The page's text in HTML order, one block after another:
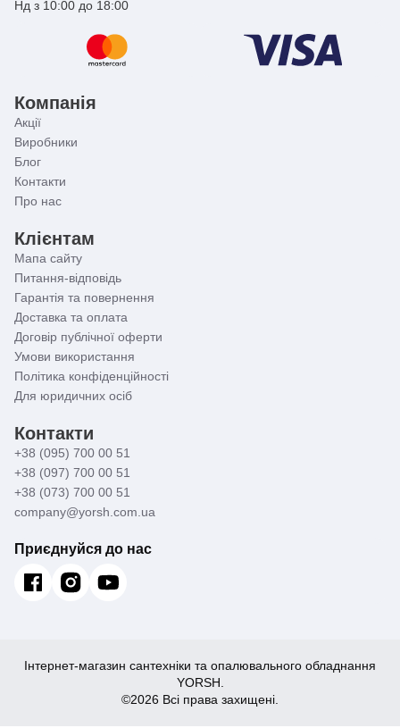
Нд з 10:00 до 18:00
Компанія
Акції
Виробники
Блог
Контакти
Про нас
Клієнтам
Мапа сайту
Питання-відповідь
Гарантія та повернення
Доставка та оплата
Договір публічної оферти
Умови використання
Політика конфіденційності
Для юридичних осіб
Контакти
+38 (095) 700 00 51
+38 (097) 700 00 51
+38 (073) 700 00 51
company@yorsh.com.ua
Приєднуйся до нас
Інтернет-магазин сантехніки та опалювального обладнання
YORSH.
©2026 Всі права захищені.